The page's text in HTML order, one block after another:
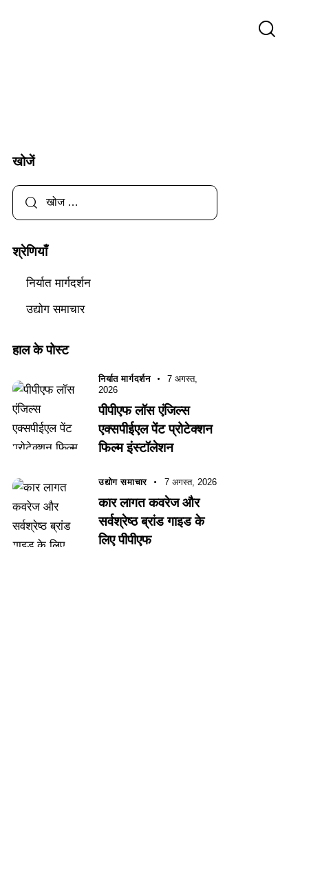
खोजें
श्रेणियाँ
निर्यात मार्गदर्शन
उद्योग समाचार
हाल के पोस्ट
निर्यात मार्गदर्शन
7 अगस्त,
2026
पीपीएफ लॉस एंजिल्स
एक्सपीईएल पेंट प्रोटेक्शन
फिल्म इंस्टॉलेशन
उद्योग समाचार 7 अगस्त, 2026
कार लागत कवरेज और
सर्वश्रेष्ठ ब्रांड गाइड के
लिए पीपीएफ